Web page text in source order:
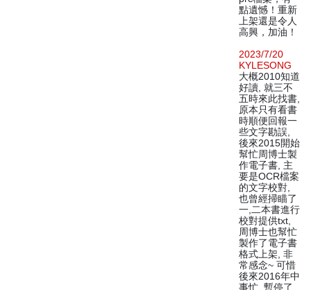
點遺憾！重新
上架還是令人
高興，加油！
2023/7/20
KYLESONG
大概2010知道
好讀, 就三不
五時來此找書,
原本只有看書
時順便回報一
些文字勘誤,
後來2015開始
幫忙周博士製
作電子書, 主
要是OCR檔案
的文字校對,
也曾經掃瞄了
一,二本書進行
校對提供txt,
周博士也幫忙
製作了電子書
格式上架, 非
常感念~ 可惜
後來2016年中
事忙, 暫停了